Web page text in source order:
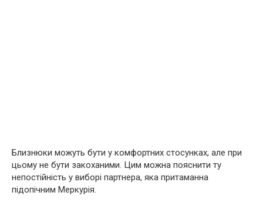
Близнюки можуть бути у комфортних стосунках, але при
цьому не бути закоханими. Цим можна пояснити ту
непостійність у виборі партнера, яка притаманна
підопічним Меркурія.